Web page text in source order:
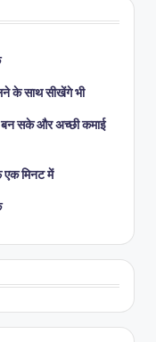
के साथ सीखेंगे भी
बन सके और अच्छी कमाई
एक मिनट में